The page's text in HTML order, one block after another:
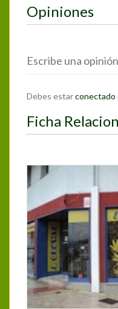
Opiniones
Escribe una opinión
Debes estarconectado
Ficha